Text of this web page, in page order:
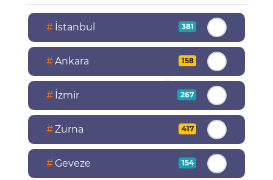
# İstanbul 381
#Ankara 158
# İzmir 267
#Zurna 417
# Geveze 154